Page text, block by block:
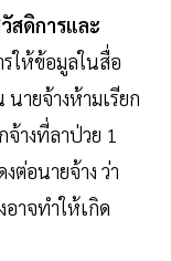
สดิการและ
ให้ข้อมูลในสื่อ
นายจ้างห้ามเรียก
างที่ลาป่วย 1
ต่อนายจ้าง ว่า
าจทำให้เกิด